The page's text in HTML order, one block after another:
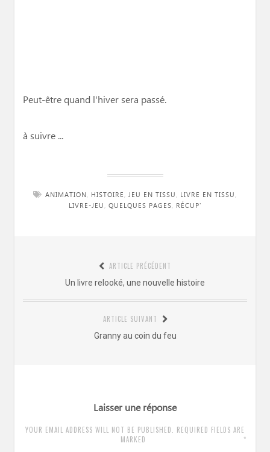
Peut-être quand l'hiver sera passé.
à suivre ...
ANIMATION, HISTOIRE, JEU EN TISSU, LIVRE EN TISSU,
LIVRE-JEU, QUELQUES PAGES, RÉCUP'
ARTICLE PRÉCÉDENT
Article
précédent
:
Un livre relooké, une nouvelle histoire
ARTICLE SUIVANT
Article
Granny au coin du feu
Laisser une réponse
YOUR EMAIL ADDRESS WILL NOT BE PUBLISHED. REQUIRED FIELDS ARE
MARKED
*